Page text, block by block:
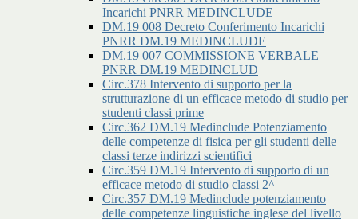
Incarichi PNRR MEDINCLUDE
DM.19 008 Decreto Conferimento Incarichi
PNRR DM.19 MEDINCLUDE
DM.19 007 COMMISSIONE VERBALE
PNRR DM.19 MEDINCLUD
Circ.378 Intervento di supporto per la
strutturazione di un efficace metodo di studio per
studenti classi prime
Circ.362 DM.19 Medinclude Potenziamento
delle competenze di fisica per gli studenti delle
classi terze indirizzi scientifici
Circ.359 DM.19 Intervento di supporto di un
efficace metodo di studio classi 2^
Circ.357 DM.19 Medinclude potenziamento
delle competenze linguistiche inglese del livello